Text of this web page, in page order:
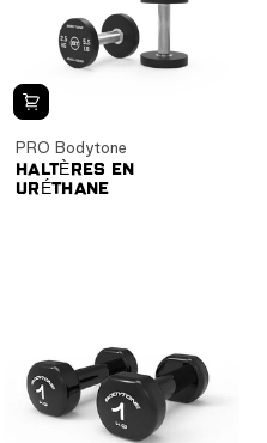
PRO Bodytone
HALTÈRES EN
URÉTHANE